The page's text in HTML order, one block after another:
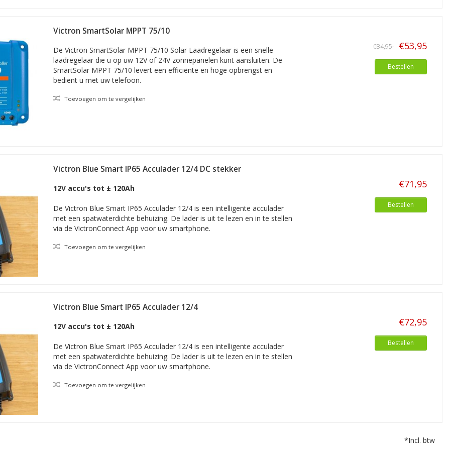
Victron SmartSolar MPPT 75/10
De Victron SmartSolar MPPT 75/10 Solar Laadregelaar is een snelle
laadregelaar die u op uw 12V of 24V zonnepanelen kunt aansluiten. De
SmartSolar MPPT 75/10 levert een efficiënte en hoge opbrengst en
bedient u met uw telefoon.
Toevoegen om te vergelijken
€84,95 €53,95
Bestellen
Victron Blue Smart IP65 Acculader 12/4 DC stekker
12V accu's tot ± 120Ah
De Victron Blue Smart IP65 Acculader 12/4 is een intelligente acculader
met een spatwaterdichte behuizing. De lader is uit te lezen en in te stellen
via de VictronConnect App voor uw smartphone.
Toevoegen om te vergelijken
€71,95
Bestellen
Victron Blue Smart IP65 Acculader 12/4
12V accu's tot ± 120Ah
De Victron Blue Smart IP65 Acculader 12/4 is een intelligente acculader
met een spatwaterdichte behuizing. De lader is uit te lezen en in te stellen
via de VictronConnect App voor uw smartphone.
Toevoegen om te vergelijken
€72,95
Bestellen
*Incl. btw